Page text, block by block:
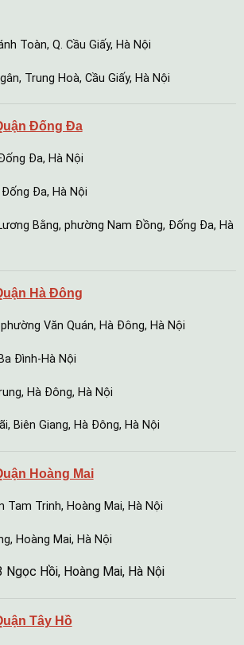
Toàn, Q. Cầu Giấy, Hà Nội
Trung Hoà, Cầu Giấy, Hà Nội
Đống Đa
Đa, Hà Nội
Đống Đa, Hà Nội
Bằng, phường Nam Đồng, Đống Đa, Hà
Hà Đông
Văn Quán, Hà Đông, Hà Nội
Đình-Hà Nội
Hà Đông, Hà Nội
Biên Giang, Hà Đông, Hà Nội
Hoàng Mai
Tam Trinh, Hoàng Mai, Hà Nội
Hoàng Mai, Hà Nội
Ngọc Hồi, Hoàng Mai, Hà Nội
Tây Hồ